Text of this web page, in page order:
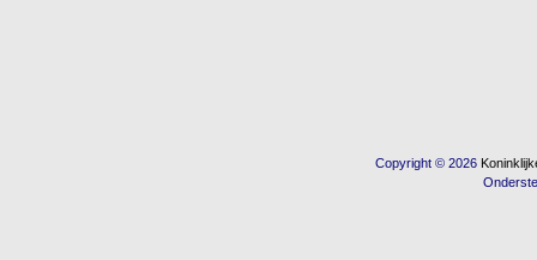
Copyright © 2026